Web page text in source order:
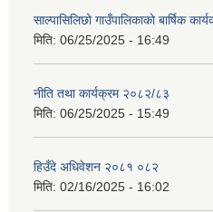
साल्पासिलिछो गाउँपालिकाको बार्षिक
मिति: 06/25/2025 - 16:49
नीति तथा कार्यक्रम २०८२/८३
मिति: 06/25/2025 - 15:49
हिउँदे अधिवेशन २०८१ ०८२
मिति: 02/16/2025 - 16:02